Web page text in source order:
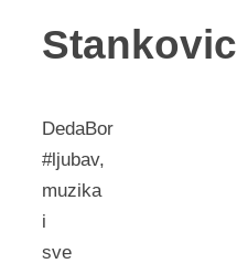
Stankovic
DedaBor
#ljubav,
muzika
i
sve